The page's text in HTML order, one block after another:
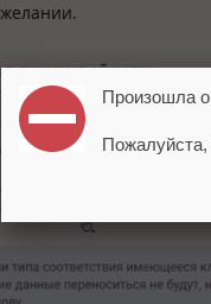
Произошла
Пожалуйста,